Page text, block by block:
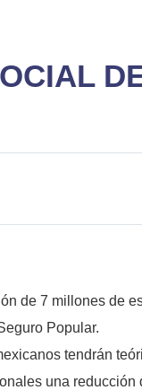
de 7 millones de
Popular.
tendrán
una